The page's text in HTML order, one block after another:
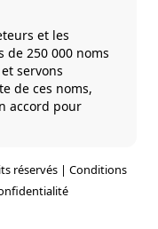
et les
de 250 000 noms
servons
de ces noms,
accord pour
réservés | Conditions